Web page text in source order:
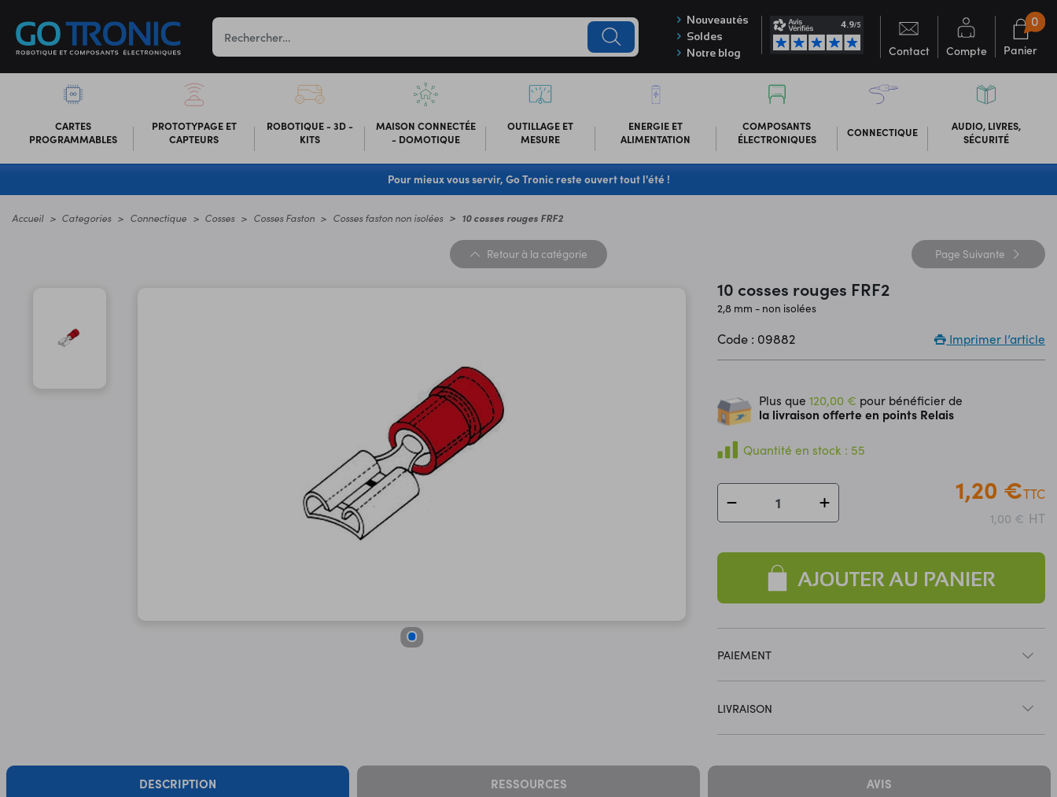
Nouveautés
Soldes
Notre blog
Contact Compte Panier
0
CARTES
PROGRAMMABLES
PROTOTYPAGE ET
CAPTEURS
ROBOTIQUE - 3D -
KITS
MAISON CONNECTÉE
- DOMOTIQUE
OUTILLAGE ET
MESURE
ENERGIE ET
ALIMENTATION
COMPOSANTS
ÉLECTRONIQUES
CONNECTIQUE
AUDIO, LIVRES,
SÉCURITÉ
Pour mieux vous servir, Go Tronic reste ouvert tout l'été !
Accueil Categories Connectique Cosses Cosses Faston Cosses faston non isolées 10 cosses rouges FRF2
Retour à la catégorie Page Suivante
10 cosses rouges FRF2
2,8 mm - non isolées
Code : 09882 Imprimer l’article
Plus que120,00 € pour bénéficier de
la livraison offerte en points Relais
Quantité en stock : 55
1,20 €TTC
1,00 € HT
AJOUTER AU PANIER
PAIEMENT
LIVRAISON
DESCRIPTION RESSOURCES AVIS